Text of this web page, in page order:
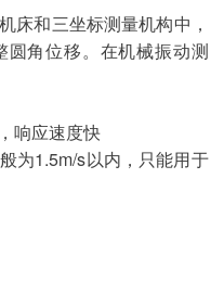
床和三坐标测量机构中，
角位移。在机械振动测
响应速度快
为1.5m/s以内，只能用于